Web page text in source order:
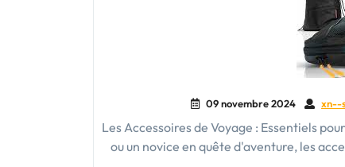
09 novembre 2024 xn--
Les Accessoires de Voyage : Essentiels
ou un novice en quête d'aventure, les